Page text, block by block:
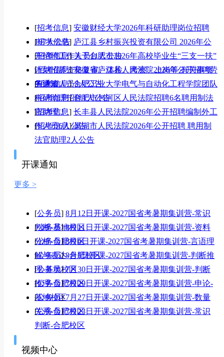
[招考信息] 安徽财经大学2026年科研助理岗位招聘
107人公告
[招考信息] 庐江县乡村振兴投资有限公司 2026年公
开招聘工作人员11人公告
[招考信息] 关于合肥市2026年高校毕业生“三支一扶”
计划招募资格复审、体检、考察、上岗等 有关事项
的通知
[招考信息] 安徽省庐江县人民法院2026年公开招聘劳
务派遣人员3人公告
[招考信息] 合肥工业大学电气与自动化工程学院团队
科研助理招聘1人公告
[招考信息] 合肥市包河区人民法院招聘6名聘用制法
官助理！
[招考信息] 长丰县人民法院2026年公开招聘编制外工
作人员6人公告
[招考信息] 巢湖市人民法院2026年公开招聘 聘用制
法官助理2人公告
开课通知
更多 >
[公务员] 8月12日开课-2027国省考暑期集训营-常识
判断-基地校区
[公务员] 8月11日开课-2027国省考暑期集训营-资料
分析-合肥校区
[公务员] 8月6日开课-2027国省考暑期集训营-言语理
解与表达-合肥校区
[公务员] 8月6日开课-2027国省考暑期集训营-判断推
理-基地校区
[公务员] 7月30日开课-2027国省考暑期集训营-判断
推理-合肥校区
[公务员] 7月29日开课-2027国省考暑期集训营-申论-
基地校区
[公务员] 7月27日开课-2027国省考暑期集训营-数量
关系-合肥校区
[公务员] 7月23日开课-2027国省考暑期集训营-常识
判断-合肥校区
视频中心